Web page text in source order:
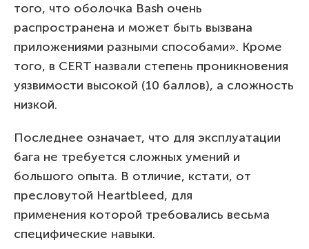
того, что оболочка Bash очень
распространена и может быть вызвана
приложениями разными способами». Кроме
того, в CERT назвали степень проникновения
уязвимости высокой (10 баллов), а сложность
низкой.
Последнее означает, что для эксплуатации
бага не требуется сложных умений и
большого опыта. В отличие, кстати, от
пресловутой Heartbleed, для
применения которой требовались весьма
специфические навыки.